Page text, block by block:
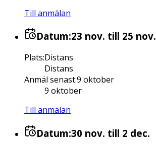
Till anmälan
Datum:23 nov. till 25 nov.
Plats:Distans
Distans
Anmäl senast:9 oktober
9 oktober
Till anmälan
Datum:30 nov. till 2 dec.